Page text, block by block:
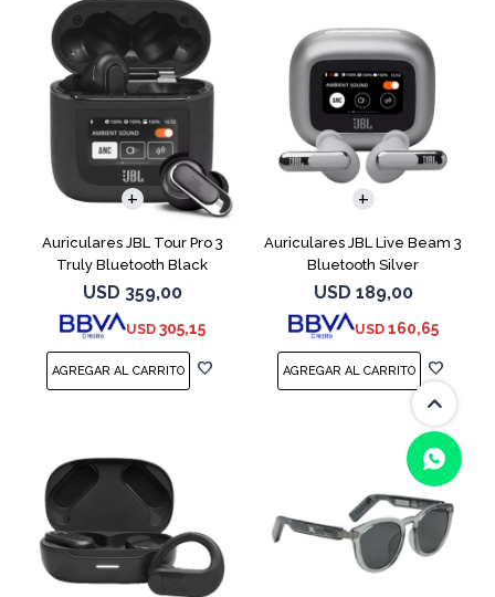
Auriculares JBL Tour Pro 3
Truly Bluetooth Black
USD 359,00
USD 305,15
Auriculares JBL Live Beam 3
Bluetooth Silver
USD 189,00
USD 160,65